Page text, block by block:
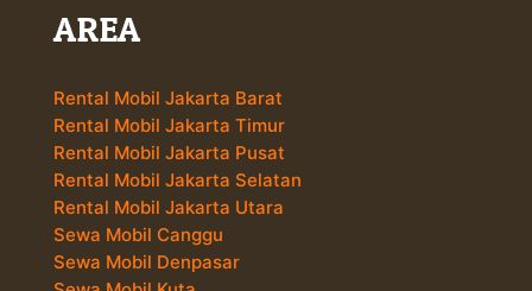
AREA
Rental Mobil Jakarta Barat
Rental Mobil Jakarta Timur
Rental Mobil Jakarta Pusat
Rental Mobil Jakarta Selatan
Rental Mobil Jakarta Utara
Sewa Mobil Canggu
Sewa Mobil Denpasar